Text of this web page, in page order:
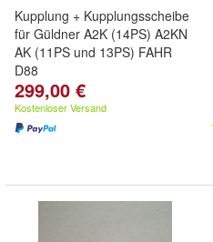
Kupplung + Kupplungsscheibe
für Güldner A2K (14PS) A2KN
AK (11PS und 13PS) FAHR
D88
299,00 €
Kostenloser Versand